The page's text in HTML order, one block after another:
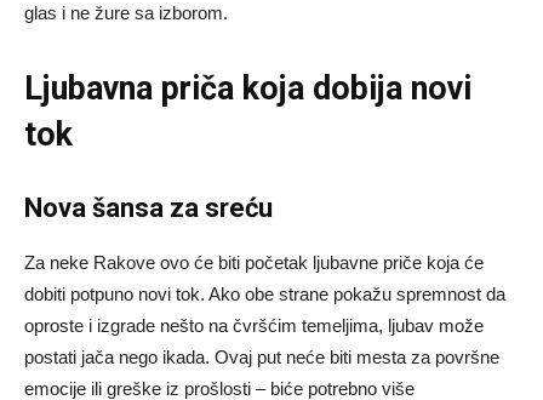
glas i ne žure sa izborom.
Ljubavna priča koja dobija novi
tok
Nova šansa za sreću
Za neke Rakove ovo će biti početak ljubavne priče koja će
dobiti potpuno novi tok. Ako obe strane pokažu spremnost da
oproste i izgrade nešto na čvršćim temeljima, ljubav može
postati jača nego ikada. Ovaj put neće biti mesta za površne
emocije ili greške iz prošlosti – biće potrebno više